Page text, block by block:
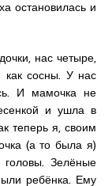
остановилась и
нас четыре,
сосны. У нас
И мамочка не
и ушла в
теперь я, своим
(а то была я)
Зелёные
ребёнка. Ему